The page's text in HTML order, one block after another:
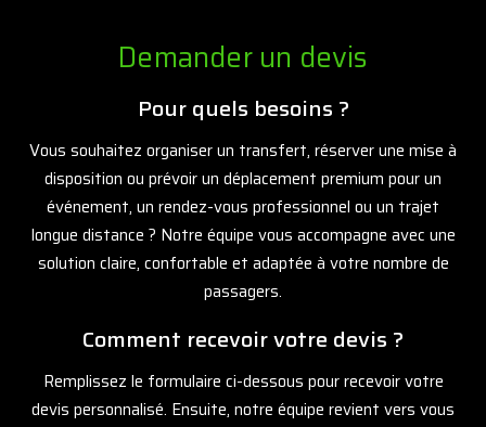
Demander un devis
Pour quels besoins ?
Vous souhaitez organiser un transfert, réserver une mise à
disposition ou prévoir un déplacement premium pour un
événement, un rendez-vous professionnel ou un trajet
longue distance ? Notre équipe vous accompagne avec une
solution claire, confortable et adaptée à votre nombre de
passagers.
Comment recevoir votre devis ?
Remplissez le formulaire ci-dessous pour recevoir votre
devis personnalisé. Ensuite, notre équipe revient vers vous